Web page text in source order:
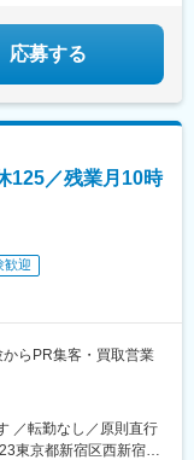
応募する
125／残業月10時
歓迎
らPR集客・買取営業
／転勤なし／原則直行
東京都新宿区西新宿五